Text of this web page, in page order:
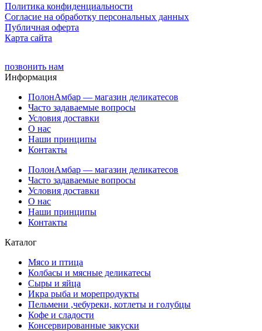
Политика конфиденциальности
Cогласие на обработку персональных данных
Публичная оферта
Карта сайта
позвонить нам
Информация
ПолонАмбар — магазин деликатесов
Часто задаваемые вопросы
Условия доставки
О нас
Наши принципы
Контакты
ПолонАмбар — магазин деликатесов
Часто задаваемые вопросы
Условия доставки
О нас
Наши принципы
Контакты
Каталог
Мясо и птица
Колбасы и мясные деликатесы
Сыры и яйца
Икра рыба и морепродукты
Пельмени ,чебуреки, котлеты и голубцы
Кофе и сладости
Консервированные закуски